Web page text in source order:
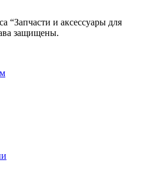
“Запчасти и аксессуары для
защищены.